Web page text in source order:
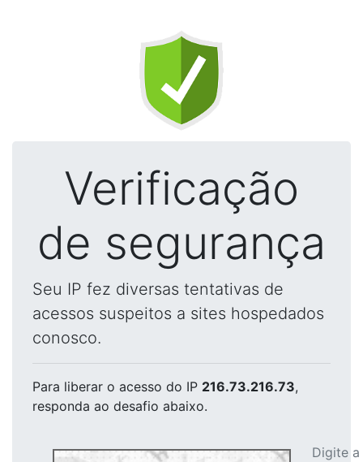
Verificação
de segurança
Seu IP fez diversas tentativas de
acessos suspeitos a sites hospedados
conosco.
Para liberar o acesso do IP 216.73.216.73,
responda ao desafio abaixo.
Digite